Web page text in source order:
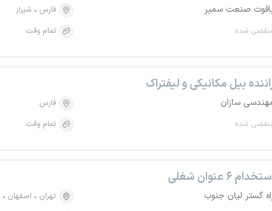
صنعت سمیر
شده
فارس
شیراز
تمام وقت
بیل مکانیکی و لیفتراک
سازان
شده
فارس
تمام وقت
۶ عنوان شغلی
گستر لیان جنوب تهران اصفهان